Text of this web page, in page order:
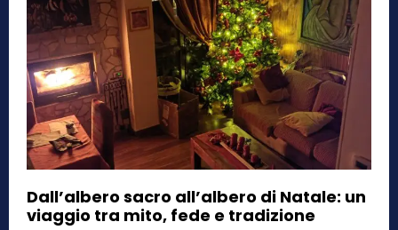
Dall’albero sacro all’albero di Natale: un
viaggio tra mito, fede e tradizione